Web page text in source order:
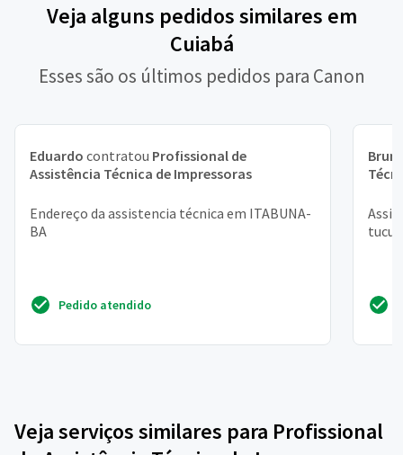
Veja alguns pedidos similares em
Cuiabá
Esses são os últimos pedidos para Canon
Eduardo contratou Profissional de
Assistência Técnica de Impressoras
Endereço da assistencia técnica em ITABUNA-
BA
Pedido atendido
Veja serviços similares para Profissional